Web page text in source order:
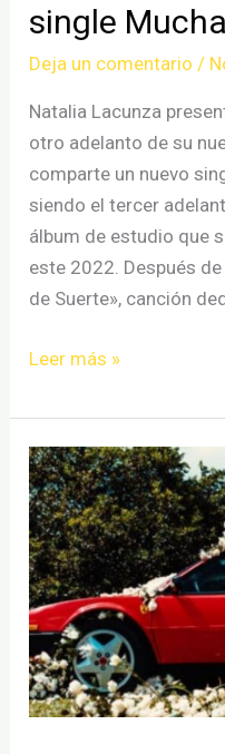
single
Deja un comentario /
Natalia Lacunza
otro adelanto de su
comparte un nuevo
siendo el tercer
álbum de estudio que
este 2022. Después
de Suerte», canción
Natalia
presenta
el
single
Muchas
cosas
Leer más »